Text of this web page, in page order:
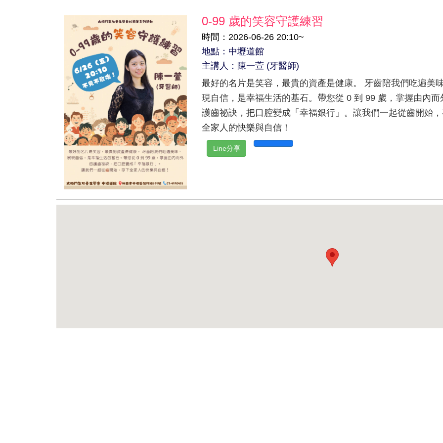
0-99 歲的笑容守護練習
時間：2026-06-26 20:10~
地點：中壢道館
主講人：陳一萱 (牙醫師)
最好的名片是笑容，最貴的資產是健康。 牙齒陪我們吃遍美
現自信，是幸福生活的基石。帶您從 0 到 99 歲，掌握由內而
護齒祕訣，把口腔變成「幸福銀行」。讓我們一起從齒開始
全家人的快樂與自信！
Line分享